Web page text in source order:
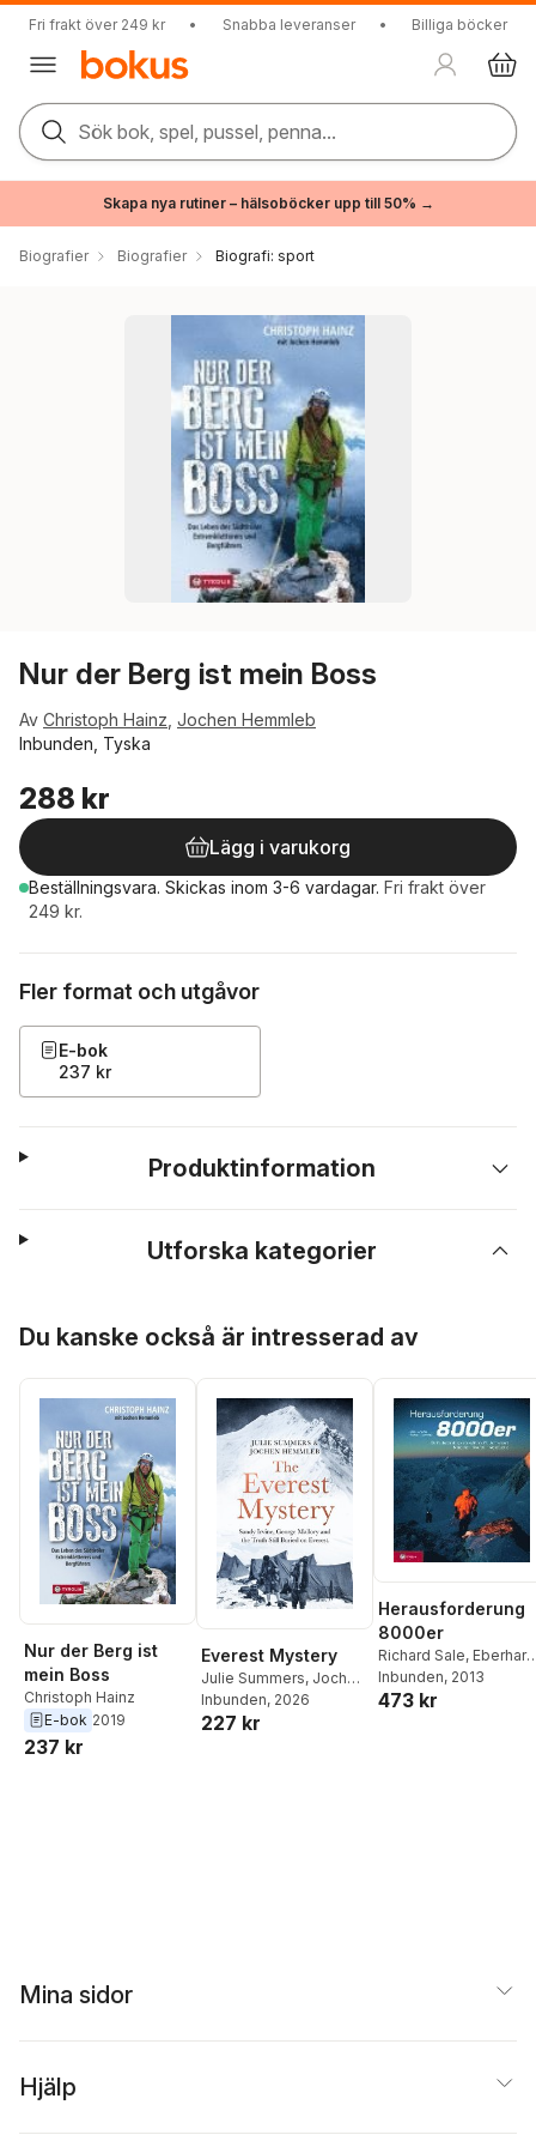
Fri frakt över 249 kr • Snabba leveranser • Billiga böcker
Sök bok, spel, pussel, penna...
Skapa nya rutiner – hälsoböcker upp till 50% →
Biografier Biografier Biografi: sport
Nur der Berg ist mein Boss
Av Christoph Hainz Jochen Hemmleb
Inbunden, Tyska
288 kr
Lägg i varukorg
Beställningsvara. Skickas inom 3-6 vardagar. Fri frakt över
249 kr.
Fler format och utgåvor
E-bok
237 kr
Produktinformation
Utforska kategorier
Du kanske också är intresserad av
Nur der Berg ist
mein Boss
Christoph Hainz
E-bok 2019
237 kr
Everest Mystery
Julie Summers, Jochen
Hemmleb
Inbunden, 2026
227 kr
Herausforderung
8000er
Richard Sale, Eberhard
Jurgalski, George
Rodway,
Inbunden, 2013
473 kr
Mina sidor
Hjälp